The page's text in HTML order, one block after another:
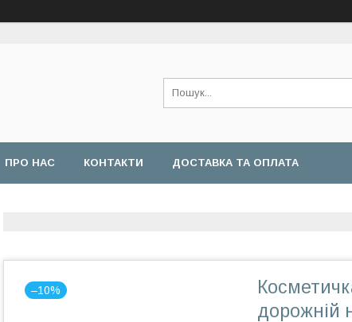
ПРО НАС КОНТАКТИ ДОСТАВКА ТА ОПЛАТА
–10%
дорожній